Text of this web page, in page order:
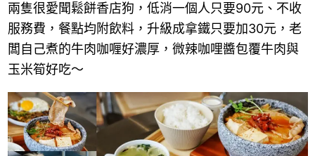
兩隻很愛聞鬆餅香店狗，低消一個人只要90元、不收
服務費，餐點均附飲料，升級成拿鐵只要加30元，老
闆自己煮的牛肉咖喱好濃厚，微辣咖哩醬包覆牛肉與
玉米筍好吃～